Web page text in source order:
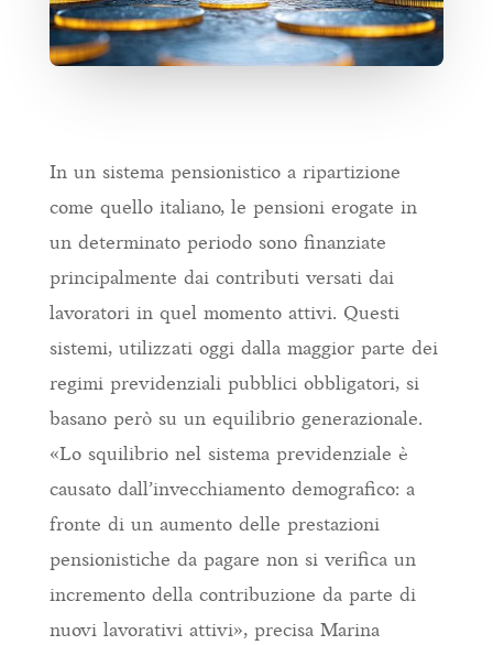
In un sistema pensionistico a ripartizione
come quello italiano, le pensioni erogate in
un determinato periodo sono finanziate
principalmente dai contributi versati dai
lavoratori in quel momento attivi. Questi
sistemi, utilizzati oggi dalla maggior parte dei
regimi previdenziali pubblici obbligatori, si
basano però su un equilibrio generazionale.
«Lo squilibrio nel sistema previdenziale è
causato dall’invecchiamento demografico: a
fronte di un aumento delle prestazioni
pensionistiche da pagare non si verifica un
incremento della contribuzione da parte di
nuovi lavorativi attivi», precisa Marina